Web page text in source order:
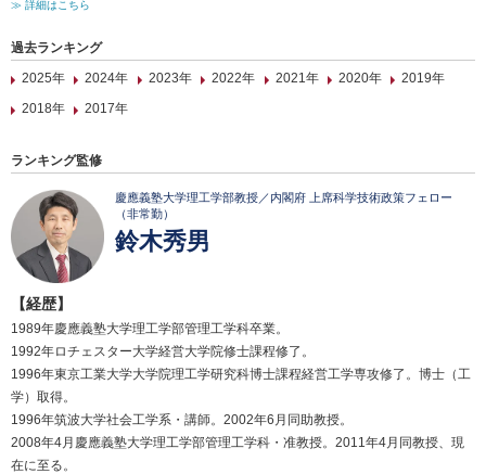
≫ 詳細はこちら
過去ランキング
2025年
2024年 2023年 2022年 2021年 2020年
2019年
2018年
2017年
ランキング監修
慶應義塾大学理工学部教授／内閣府 上席科学技術政策フェロー
（非常勤）
鈴木秀男
【経歴】
1989年慶應義塾大学理工学部管理工学科卒業。
1992年ロチェスター大学経営大学院修士課程修了。
1996年東京工業大学大学院理工学研究科博士課程経営工学専攻修了。博士（工
学）取得。
1996年筑波大学社会工学系・講師。2002年6月同助教授。
2008年4月慶應義塾大学理工学部管理工学科・准教授。2011年4月同教授、現
在に至る。